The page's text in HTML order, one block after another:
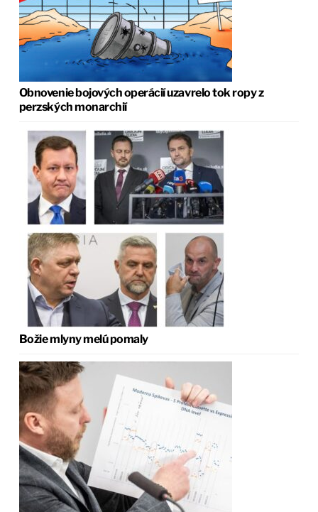
Obnovenie bojových operácií uzavrelo tok ropy z
perzských monarchií
Božie mlyny melú pomaly